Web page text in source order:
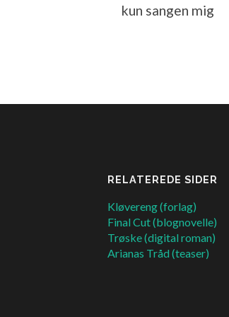
kun sangen mig
RELATEREDE SIDER
Kløvereng (forlag)
Final Cut (blognovelle)
Trøske (digital roman)
Arianas Tråd (teaser)